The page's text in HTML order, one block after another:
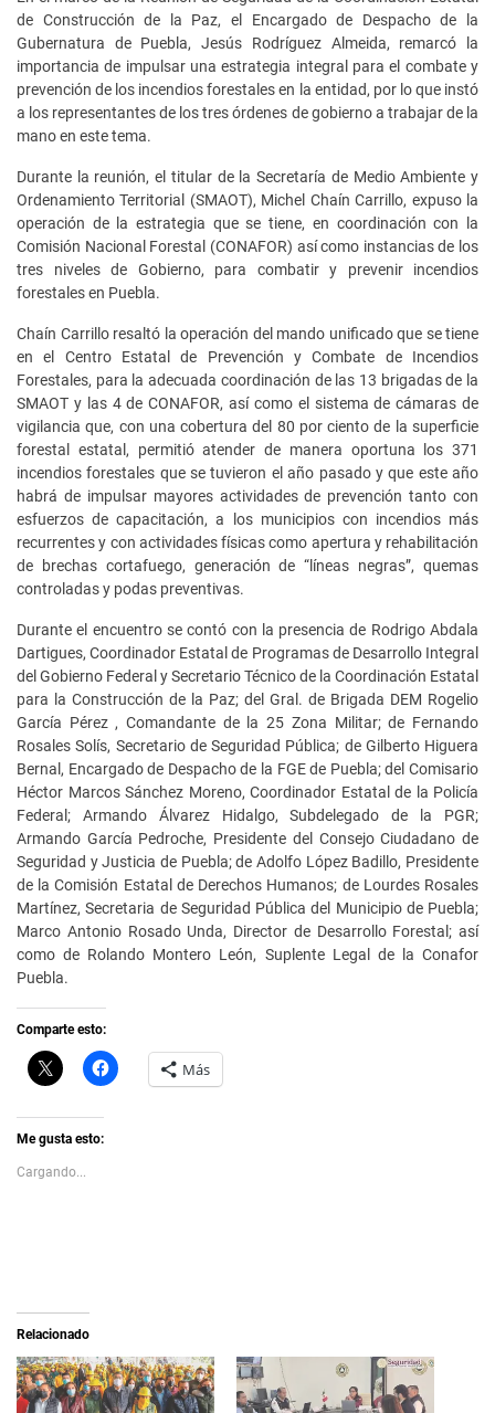
de Construcción de la Paz, el Encargado de Despacho de la
Gubernatura de Puebla, Jesús Rodríguez Almeida, remarcó la
importancia de impulsar una estrategia integral para el combate y
prevención de los incendios forestales en la entidad, por lo que instó
a los representantes de los tres órdenes de gobierno a trabajar de la
mano en este tema.
Durante la reunión, el titular de la Secretaría de Medio Ambiente y
Ordenamiento Territorial (SMAOT), Michel Chaín Carrillo, expuso la
operación de la estrategia que se tiene, en coordinación con la
Comisión Nacional Forestal (CONAFOR) así como instancias de los
tres niveles de Gobierno, para combatir y prevenir incendios
forestales en Puebla.
Chaín Carrillo resaltó la operación del mando unificado que se tiene
en el Centro Estatal de Prevención y Combate de Incendios
Forestales, para la adecuada coordinación de las 13 brigadas de la
SMAOT y las 4 de CONAFOR, así como el sistema de cámaras de
vigilancia que, con una cobertura del 80 por ciento de la superficie
forestal estatal, permitió atender de manera oportuna los 371
incendios forestales que se tuvieron el año pasado y que este año
habrá de impulsar mayores actividades de prevención tanto con
esfuerzos de capacitación, a los municipios con incendios más
recurrentes y con actividades físicas como apertura y rehabilitación
de brechas cortafuego, generación de “líneas negras”, quemas
controladas y podas preventivas.
Durante el encuentro se contó con la presencia de Rodrigo Abdala
Dartigues, Coordinador Estatal de Programas de Desarrollo Integral
del Gobierno Federal y Secretario Técnico de la Coordinación Estatal
para la Construcción de la Paz; del Gral. de Brigada DEM Rogelio
García Pérez , Comandante de la 25 Zona Militar; de Fernando
Rosales Solís, Secretario de Seguridad Pública; de Gilberto Higuera
Bernal, Encargado de Despacho de la FGE de Puebla; del Comisario
Héctor Marcos Sánchez Moreno, Coordinador Estatal de la Policía
Federal; Armando Álvarez Hidalgo, Subdelegado de la PGR;
Armando García Pedroche, Presidente del Consejo Ciudadano de
Seguridad y Justicia de Puebla; de Adolfo López Badillo, Presidente
de la Comisión Estatal de Derechos Humanos; de Lourdes Rosales
Martínez, Secretaria de Seguridad Pública del Municipio de Puebla;
Marco Antonio Rosado Unda, Director de Desarrollo Forestal; así
como de Rolando Montero León, Suplente Legal de la Conafor
Puebla.
Comparte esto:
C
l
k
t
s
h
e
b
r
e
e
n
H
a
e
n
F
a
Más
Me gusta esto:
Cargando...
Relacionado